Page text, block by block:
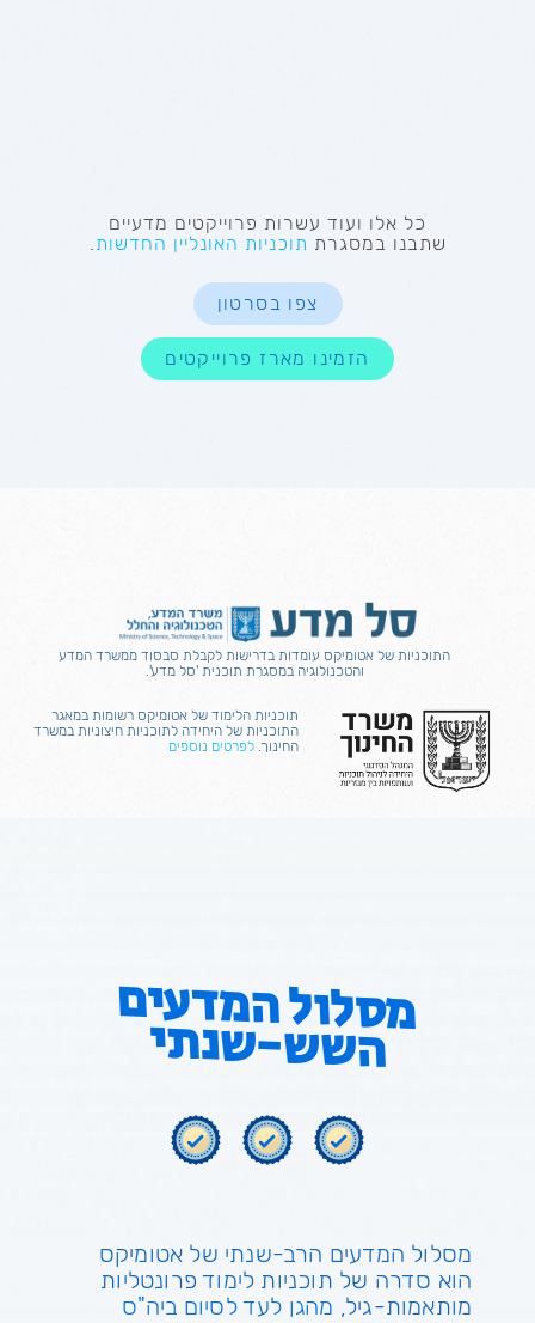
כל אלו ועוד עשרות פרוייקטים מדעיים
שתבנו במסגרת תוכניות האונליין החדשות.
צפו בסרטון
הזמינו מארז פרוייקטים
התוכניות של אטומיקס עומדות בדרישות לקבלת סבסוד ממשרד המדע
והטכנולוגיה במסגרת תוכנית 'סל מדע'.
תוכניות הלימוד של אטומיקס רשומות במאגר
התוכניות של היחידה לתוכניות חיצוניות במשרד
החינוך.לפרטים נוספים
מסלול המדעים
השש-שנתי
מסלול המדעים הרב-שנתי של אטומיקס
הוא סדרה של תוכניות לימוד פרונטליות
מותאמות-גיל, מהגן לעד לסיום ביה"ס